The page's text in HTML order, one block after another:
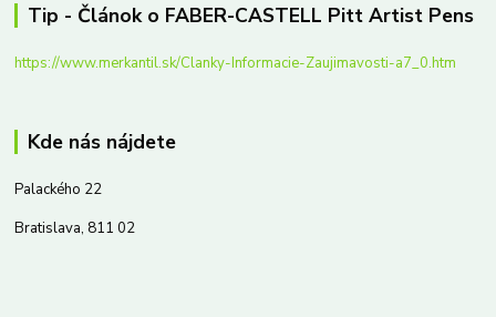
Tip - Článok o FABER-CASTELL Pitt Artist Pens
https://www.merkantil.sk/Clanky-Informacie-Zaujimavosti-a7_0.htm
Kde nás nájdete
Palackého 22
Bratislava, 811 02